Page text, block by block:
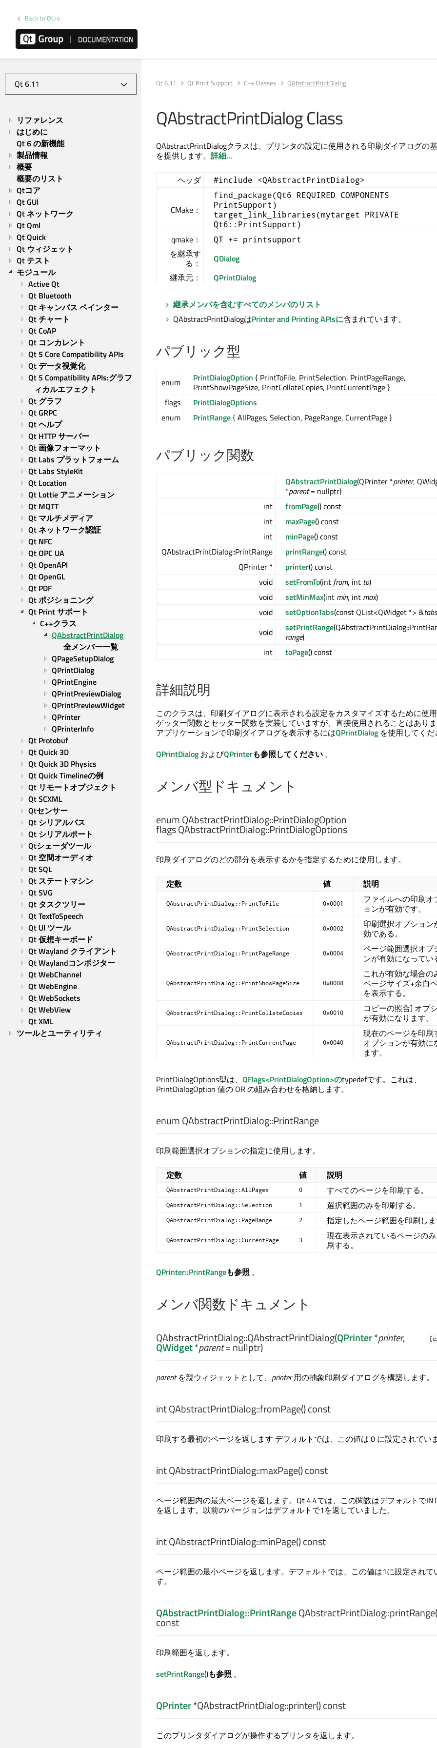
Back to Qt.io
リファレンス
はじめに
Qt 6 の新機能
製品情報
概要
概要のリスト
Qtコア
Qt GUI
Qt ネットワーク
Qt Qml
Qt Quick
Qt ウィジェット
Qt テスト
モジュール
Active Qt
Qt Bluetooth
Qt キャンバス ペインター
Qt チャート
Qt CoAP
Qt コンカレント
Qt 5 Core Compatibility APIs
Qt データ視覚化
Qt 5 Compatibility APIs:グラフ
ィカルエフェクト
Qt グラフ
Qt GRPC
Qt ヘルプ
Qt HTTP サーバー
Qt 画像フォーマット
Qt Labs プラットフォーム
Qt Labs StyleKit
Qt Location
Qt Lottie アニメーション
Qt MQTT
Qt マルチメディア
Qt ネットワーク認証
Qt NFC
Qt OPC UA
Qt OpenAPI
Qt OpenGL
Qt PDF
Qt ポジショニング
Qt Print サポート
C++クラス
QAbstractPrintDialog
全メンバー一覧
QPageSetupDialog
QPrintDialog
QPrintEngine
QPrintPreviewDialog
QPrintPreviewWidget
QPrinter
QPrinterInfo
Qt Protobuf
Qt Quick 3D
Qt Quick 3D Physics
Qt Quick Timelineの例
Qt リモートオブジェクト
Qt SCXML
Qtセンサー
Qt シリアルバス
Qt シリアルポート
Qtシェーダツール
Qt 空間オーディオ
Qt SQL
Qt ステートマシン
Qt SVG
Qt タスクツリー
Qt TextToSpeech
Qt UI ツール
Qt 仮想キーボード
Qt Wayland クライアント
Qt Waylandコンポジター
Qt WebChannel
Qt WebEngine
Qt WebSockets
Qt WebView
Qt XML
ツールとユーティリティ
Qt 6.11 Qt Print Support C++ Classes QAbstractPrintDialog
QAbstractPrintDialog Class
QAbstractPrintDialogクラスは、プリンタの設定に使用される印刷ダイアログの
を提供します。 詳細...
ヘッダ #include <QAbstractPrintDialog>
CMake：
find_package(Qt6 REQUIRED COMPONENTS
PrintSupport)
target_link_libraries(mytarget PRIVATE
Qt6::PrintSupport)
qmake： QT += printsupport
を継承す
る：
QDialog
継承元：
QPrintDialog
継承メンバを含むすべてのメンバのリスト
QAbstractPrintDialogはPrinter and Printing APIsに含まれています。
パブリック型
enum PrintDialogOption { PrintToFile, PrintSelection, PrintPageRange,
PrintShowPageSize, PrintCollateCopies, PrintCurrentPage }
flags
PrintDialogOptions
enum
PrintRange{ AllPages, Selection, PageRange, CurrentPage }
パブリック関数
QAbstractPrintDialog(QPrinter *printer,
*parent= nullptr)
int
fromPage() const
int
maxPage() const
int
minPage() const
QAbstractPrintDialog::PrintRange
printRange() const
QPrinter *
printer() const
void
setFromTo(int from, int to)
void
setMinMax(int min, int max)
void
setOptionTabs(const QList<QWidget *> &tabs
void
setPrintRange
range)
int
toPage() const
詳細説明
このクラスは、印刷ダイアログに表示される設定をカスタマイズするために使
ゲッター関数とセッター関数を実装していますが、直接使用されることはありま
アプリケーションで印刷ダイアログを表示するにはQPrintDialog を使用してくだ
QPrintDialog およびQPrinterも参照してください 。
メンバ型ドキュメント
enum QAbstractPrintDialog::PrintDialogOption
flags QAbstractPrintDialog::PrintDialogOptions
印刷ダイアログのどの部分を表示するかを指定するために使用します。
定数 値 説明
QAbstractPrintDialog::PrintToFile 0x0001
ファイルへの印刷オ
ョンが有効です。
QAbstractPrintDialog::PrintSelection 0x0002
印刷選択オプション
効である。
QAbstractPrintDialog::PrintPageRange 0x0004
ページ範囲選択オプ
ンが有効になってい
QAbstractPrintDialog::PrintShowPageSize 0x0008
これが有効な場合の
ページサイズ+余白
を表示する。
QAbstractPrintDialog::PrintCollateCopies 0x0010
コピーの照合] オプ
が有効になります。
QAbstractPrintDialog::PrintCurrentPage 0x0040
現在のページを印刷
オプションが有効に
ます。
PrintDialogOptions型は、 QFlags<PrintDialogOption>のtypedefです。これは、
PrintDialogOption 値の OR の組み合わせを格納します。
enum QAbstractPrintDialog::PrintRange
印刷範囲選択オプションの指定に使用します。
定数 値 説明
QAbstractPrintDialog::AllPages 0 すべてのページを印刷する。
QAbstractPrintDialog::Selection 1 選択範囲のみを印刷する。
QAbstractPrintDialog::PageRange 2 指定したページ範囲を印刷しま
QAbstractPrintDialog::CurrentPage 3
現在表示されているページの
刷する。
QPrinter::PrintRangeも参照 。
メンバ関数ドキュメント
QAbstractPrintDialog::QAbstractPrintDialog(QPrinter*printer,
QWidget*parent= nullptr)
parentを親ウィジェットとして、 printer用の抽象印刷ダイアログを構築します。
intQAbstractPrintDialog::fromPage() const
印刷する最初のページを返します デフォルトでは、この値は 0 に設定されていま
intQAbstractPrintDialog::maxPage() const
ページ範囲内の最大ページを返します。Qt 4.4では、この関数はデフォルトで
を返します。以前のバージョンはデフォルトで1を返していました。
intQAbstractPrintDialog::minPage() const
ページ範囲の最小ページを返します。デフォルトでは、この値は1に設定されて
す。
QAbstractPrintDialog::PrintRangeQAbstractPrintDialog::printRange
const
印刷範囲を返します。
setPrintRange()も参照 。
QPrinter*QAbstractPrintDialog::printer() const
このプリンタダイアログが操作するプリンタを返します。